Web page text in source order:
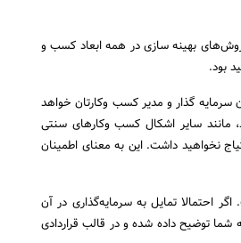
روش‌های بهینه سازی در همه ابعاد کسب و
بود.
سرمایه گذار و مدیر کسب وکارتان خواهد
مانند سایر اشکال کسب وکارهای سنتی
نخواهید داشت. این به معنای اطمینان
احتمالا تمایل به سرمایه‌گذاری در آن
توضیح داده شده و در قالب قراردادی